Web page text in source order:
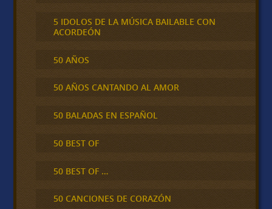
5 IDOLOS DE LA MÚSICA BAILABLE CON
ACORDEÓN
50 AÑOS
50 AÑOS CANTANDO AL AMOR
50 BALADAS EN ESPAÑOL
50 BEST OF
50 BEST OF …
50 CANCIONES DE CORAZÓN